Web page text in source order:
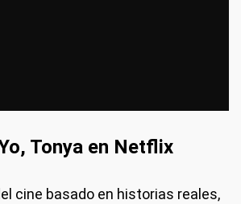
Tonya en Netflix
cine basado en historias reales,